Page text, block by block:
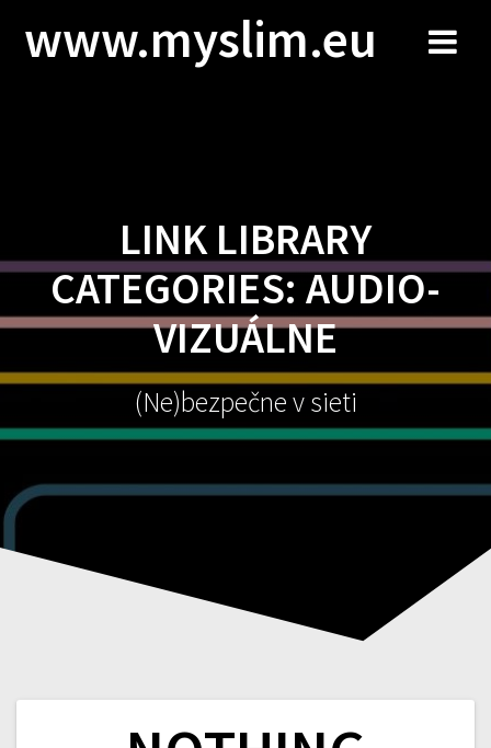
to
content
www.myslim.eu
LINK LIBRARY
CATEGORIES:AUDIO-
VIZUÁLNE
(Ne)bezpečne v sieti